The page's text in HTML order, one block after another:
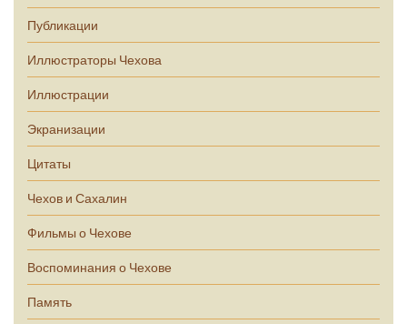
Публикации
Иллюстраторы Чехова
Иллюстрации
Экранизации
Цитаты
Чехов и Сахалин
Фильмы о Чехове
Воспоминания о Чехове
Память